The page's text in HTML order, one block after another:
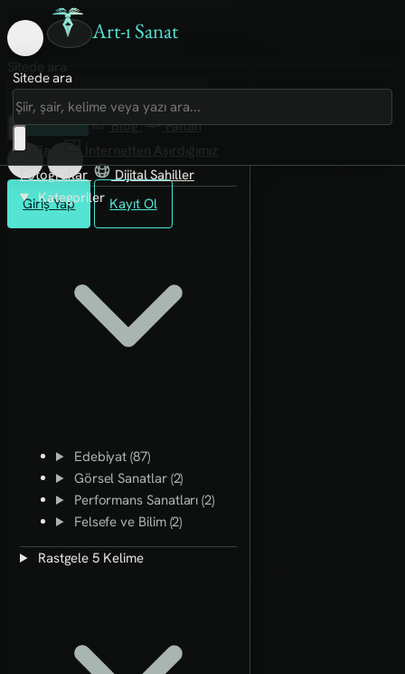
Art-ı Sanat
Giriş Yap Kayıt Ol
Sitede ara
Art-ı Sosyal
İmece
Kütüphane
Blog
Fanzin
Rafları
Fotoğraflar
Dijital Sahiller
Kategoriler
Edebiyat (87)
Görsel Sanatlar (2)
Performans Sanatları (2)
Felsefe ve Bilim (2)
Rastgele 5 Kelime